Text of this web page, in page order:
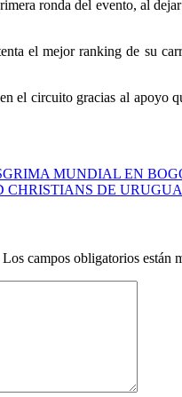
ronda del evento, al
el mejor ranking de su
el circuito gracias al apoyo
MUNDIAL EN
CHRISTIANS DE
Los campos obligatorios están